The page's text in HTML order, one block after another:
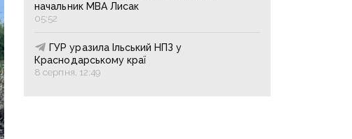
начальник МВА Лисак
05:52
ГУР уразила Ільський НПЗ у
Краснодарському краї
8 серпня, 12:49